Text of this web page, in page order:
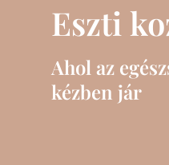
Eszti
Ahol az
kézben jár